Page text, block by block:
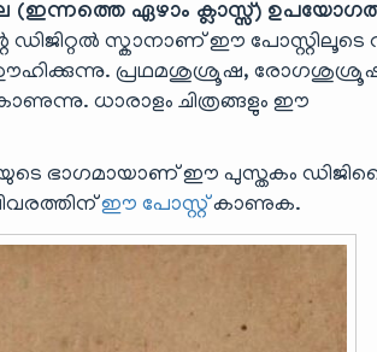
(ഇന്നത്തെ ഏഴാം ക്ലാസ്സ്)
ഡിജിറ്റൽ സ്കാനാണ് ഈ പോസ്റ്റിലൂടെ
പ്രഥമശുശ്രൂഷ,
ധാരാളം ചിത്രങ്ങളും ഈ
ഭാഗമായാണ് ഈ പുസ്തകം
ഈ പോസ്റ്റ്കാണുക.